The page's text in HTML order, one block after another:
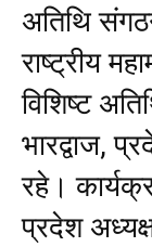
अतिथि
राष्ट्रीय
विशिष्ट
भारद्वाज,
रहे।
प्रदेश